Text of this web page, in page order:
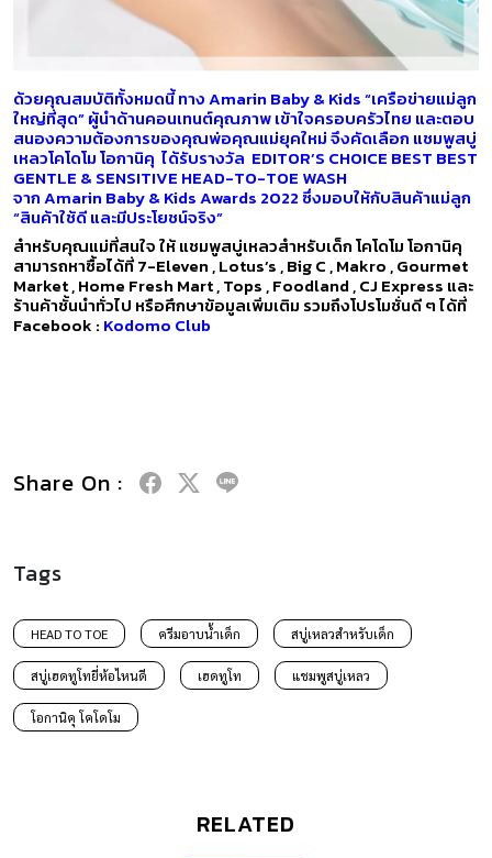
ด้วยคุณสมบัติทั้งหมดนี้ ทาง Amarin Baby & Kids “เครือข่ายแม่ลูก
ใหญ่ที่สุด” ผู้นำด้านคอนเทนต์คุณภาพ เข้าใจครอบครัวไทย และตอบ
สนองความต้องการของคุณพ่อคุณแม่ยุคใหม่ จึงคัดเลือก แชมพูสบู่
เหลวโคโดโม โอกานิคุ ได้รับรางวัล EDITOR’S CHOICE BEST BEST
GENTLE & SENSITIVE HEAD-TO-TOE WASH
จาก Amarin Baby & Kids Awards 2022 ซึ่งมอบให้กับสินค้าแม่ลูก
“สินค้าใช้ดี และมีประโยชน์จริง”
สำหรับคุณแม่ที่สนใจ ให้ แชมพูสบู่เหลวสำหรับเด็ก โคโดโม โอกานิคุ
สามารถหาซื้อได้ที่ 7-Eleven , Lotus’s , Big C , Makro , Gourmet
Market , Home Fresh Mart , Tops , Foodland , CJ Express และ
ร้านค้าชั้นนำทั่วไป หรือศึกษาข้อมูลเพิ่มเติม รวมถึงโปรโมชั่นดี ๆ ได้ที่
Facebook : Kodomo Club
Share On :
Tags
HEAD TO TOE ครีมอาบน้ำเด็ก สบู่เหลวสำหรับเด็ก
สบู่เฮดทูโทยี่ห้อไหนดี เฮดทูโท แชมพูสบู่เหลว
โอกานิคุ โคโดโม
RELATED